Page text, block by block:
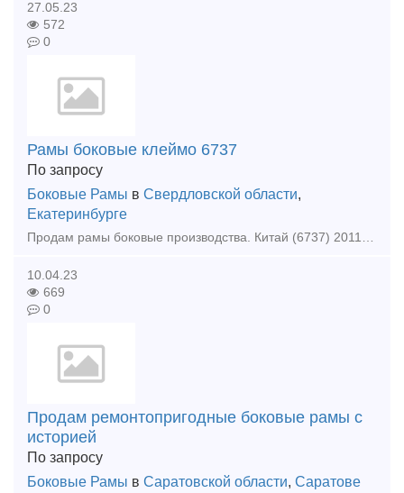
27.05.23
572
0
Рамы боковые клеймо 6737
По запросу
Боковые Рамы в Свердловской области,
Екатеринбурге
Продам рамы боковые производства. Китай (6737) 2011 год. Паспорта качества в наличии. Так же в наличии. Надрессорные балки (6737), можно телегами в сборе. Тип предл
10.04.23
669
0
Продам ремонтопригодные боковые рамы с
историей
По запросу
Боковые Рамы в Саратовской области, Саратове